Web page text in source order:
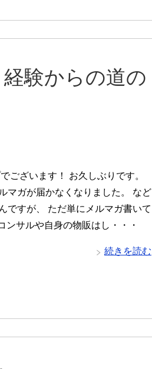
験からの道の
ございます！ お久しぶりです。
マガが届かなくなりました。 など
ですが、 ただ単にメルマガ書いて
ンサルや自身の物販はし・・・
続きを読む